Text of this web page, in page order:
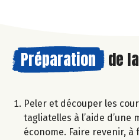
Préparation de la
Peler et découper les
tagliatelles à l’aide d’une
économe. Faire revenir, à